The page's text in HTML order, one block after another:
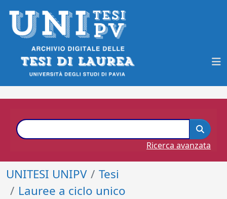
Ricerca avanzata
UNITESI UNIPV
Tesi
Lauree a ciclo unico